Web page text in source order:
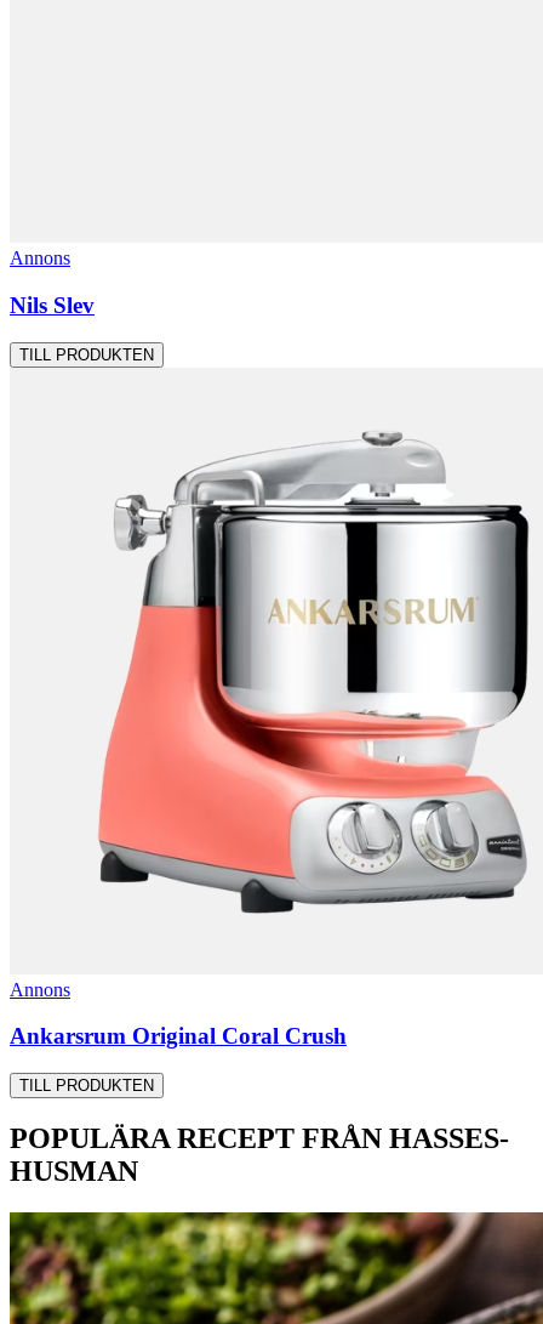
Annons
Nils Slev
TILL PRODUKTEN
Annons
Ankarsrum Original Coral Crush
TILL PRODUKTEN
POPULÄRA RECEPT FRÅN HASSES-
HUSMAN